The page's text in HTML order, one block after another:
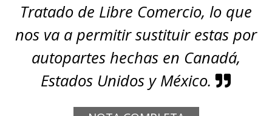
Tratado de Libre Comercio, lo que
nos va a permitir sustituir estas por
autopartes hechas en Canadá,
Estados Unidos y México.